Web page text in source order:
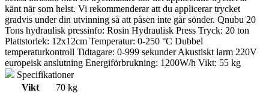
känt när som helst. Vi rekommenderar att du applicerar trycket
gradvis under din utvinning så att påsen inte går sönder. Qnubu 20
Tons hydraulisk pressinfo: Rosin Hydraulisk Press Tryck: 20 ton
Plattstorlek: 12x12cm Temperatur: 0-250 °C Dubbel
temperaturkontroll Tidtagare: 0-999 sekunder Akustiskt larm 220V
europeisk anslutning Energiförbrukning: 1200W/h Vikt: 55 kg
Specifikationer
Vikt
70 kg